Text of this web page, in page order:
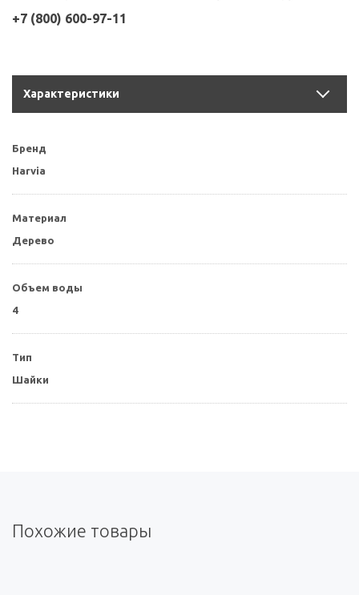
+7 (800) 600-97-11
Характеристики
Бренд
Harvia
Материал
Дерево
Объем воды
4
Тип
Шайки
Похожие товары